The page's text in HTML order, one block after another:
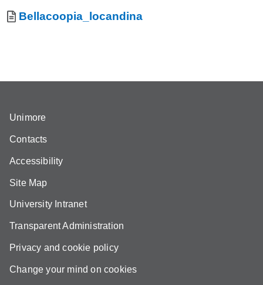
Allegati
Document
Bellacoopia_locandina
Unimore
Contacts
Accessibility
Site Map
University Intranet
Transparent Administration
Privacy and cookie policy
Change your mind on cookies